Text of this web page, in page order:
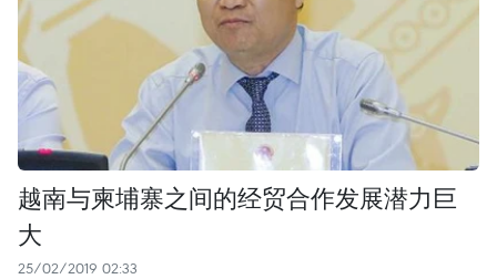
越南与柬埔寨之间的经贸合作发展潜力巨
大
25/02/2019 02:33